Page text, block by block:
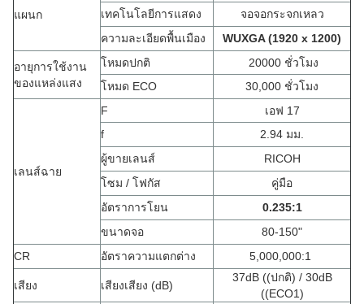
แผนก
เทคโนโลยีการแสดง
จอจอกระจกเหลว
ความละเอียดพื้นเมือง
WUXGA (1920 x 1200)
อายุการใช้งาน
ของแหล่งแสง
โหมดปกติ
20000 ชั่วโมง
โหมด ECO
30,000 ชั่วโมง
เลนส์ฉาย
F
เอฟ 17
f
2.94 มม.
ผู้ขายเลนส์
RICOH
โซม / โฟกัส
คู่มือ
อัตราการโยน
0.235:1
ขนาดจอ
80-150"
CR
อัตราความแตกต่าง 5,000,000:1
เสียง เสียงเสียง (dB)
37dB ((ปกติ) / 30dB
((ECO1)